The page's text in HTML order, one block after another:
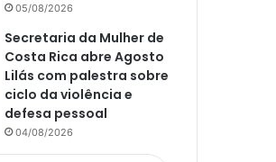
05/08/2026
Secretaria da Mulher de
Costa Rica abre Agosto
Lilás com palestra sobre
ciclo da violência e
defesa pessoal
04/08/2026